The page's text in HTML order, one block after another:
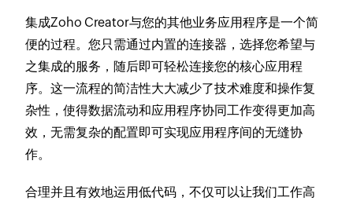
集成Zoho Creator与您的其他业务应用程序是一个简
便的过程。您只需通过内置的连接器，选择您希望与
之集成的服务，随后即可轻松连接您的核心应用程
序。这一流程的简洁性大大减少了技术难度和操作复
杂性，使得数据流动和应用程序协同工作变得更加高
效，无需复杂的配置即可实现应用程序间的无缝协
作。
合理并且有效地运用低代码，不仅可以让我们工作高